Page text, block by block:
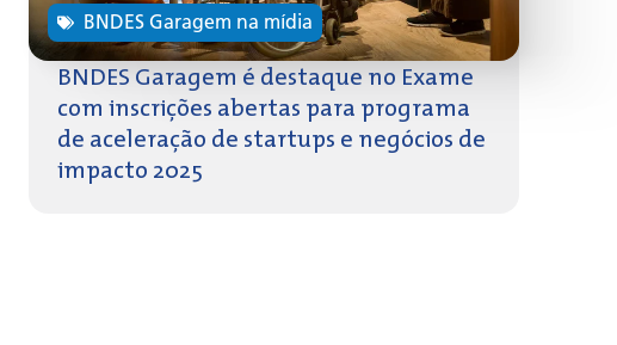
BNDES Garagem na mídia
BNDES Garagem é destaque no Exame
com inscrições abertas para programa
de aceleração de startups e negócios de
impacto 2025